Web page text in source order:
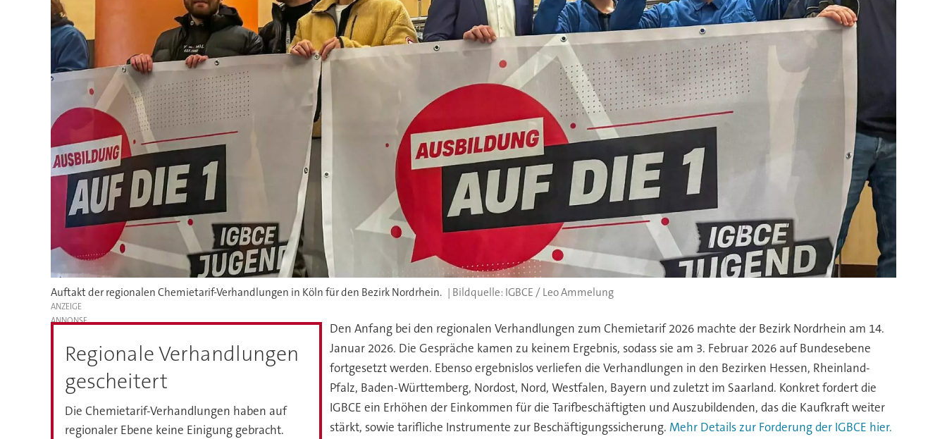
Auftakt der regionalen Chemietarif-Verhandlungen in Köln für den Bezirk Nordrhein. IGBCE / Leo Ammelung
ANZEIGE
Regionale Verhandlungen
gescheitert
Die Chemietarif-Verhandlungen haben auf
regionaler Ebene keine Einigung gebracht.
Den Anfang bei den regionalen Verhandlungen zum Chemietarif 2026 machte der Bezirk Nordrhein am 14.
Januar 2026. Die Gespräche kamen zu keinem Ergebnis, sodass sie am 3. Februar 2026 auf Bundesebene
fortgesetzt werden. Ebenso ergebnislos verliefen die Verhandlungen in den Bezirken Hessen, Rheinland-
Pfalz, Baden-Württemberg, Nordost, Nord, Westfalen, Bayern und zuletzt im Saarland. Konkret fordert die
IGBCE ein Erhöhen der Einkommen für die Tarifbeschäftigten und Auszubildenden, das die Kaufkraft weiter
stärkt, sowie tarifliche Instrumente zur Beschäftigungssicherung. Mehr Details zur Forderung der IGBCE hier.